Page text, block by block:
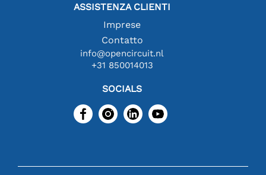
ASSISTENZA CLIENTI
Imprese
Contatto
info@opencircuit.nl
+31 850014013
SOCIALS